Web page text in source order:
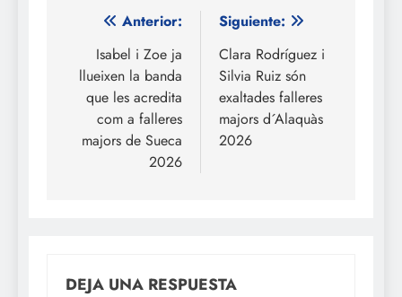
Navegación
entradas
Anterior:
Isabel i Zoe ja
llueixen la banda
que les acredita
com a falleres
majors de Sueca
2026
Siguiente:
Clara Rodríguez i
Silvia Ruiz són
exaltades falleres
majors d´Alaquàs
2026
DEJA UNA RESPUESTA